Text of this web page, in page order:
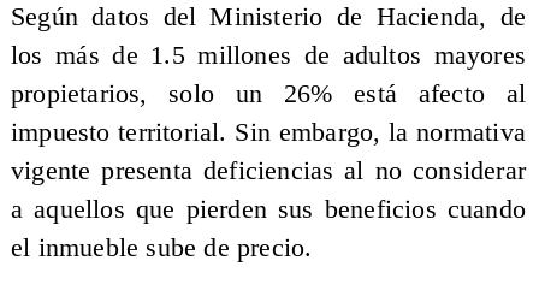
Según datos del Ministerio de Hacienda, de
los más de 1.5 millones de adultos mayores
propietarios, solo un 26% está afecto al
impuesto territorial. Sin embargo, la normativa
vigente presenta deficiencias al no considerar
a aquellos que pierden sus beneficios cuando
el inmueble sube de precio.